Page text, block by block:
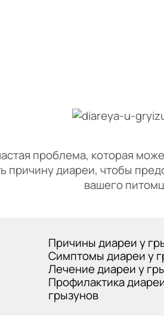
проблема, которая
причину диареи, чтобы
вашего
Причины диареи у
Симптомы диареи у
Лечение диареи у
Профилактика
грызунов